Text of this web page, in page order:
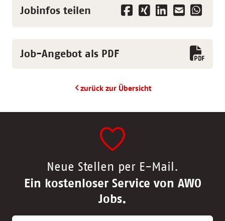
Jobinfos teilen
Job-Angebot als PDF
zurück zur Übersicht
Neue Stellen per E-Mail.
Ein kostenloser Service von AWO
Jobs.